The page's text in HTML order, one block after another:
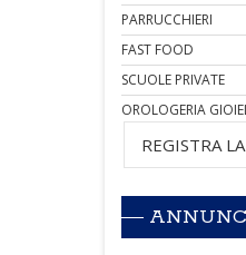
PARRUCCHIERI
FAST FOOD
SCUOLE PRIVATE
OROLOGERIA
REGISTRA